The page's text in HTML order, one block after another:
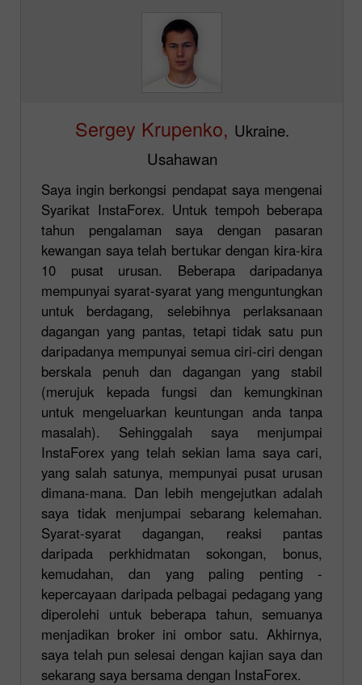
Sergey Krupenko, Ukraine.
Usahawan
Saya ingin berkongsi pendapat saya mengenai
Syarikat InstaForex. Untuk tempoh beberapa
tahun pengalaman saya dengan pasaran
kewangan saya telah bertukar dengan kira-kira
10 pusat urusan. Beberapa daripadanya
mempunyai syarat-syarat yang menguntungkan
untuk berdagang, selebihnya perlaksanaan
dagangan yang pantas, tetapi tidak satu pun
daripadanya mempunyai semua ciri-ciri dengan
berskala penuh dan dagangan yang stabil
(merujuk kepada fungsi dan kemungkinan
untuk mengeluarkan keuntungan anda tanpa
masalah). Sehinggalah saya menjumpai
InstaForex yang telah sekian lama saya cari,
yang salah satunya, mempunyai pusat urusan
dimana-mana. Dan lebih mengejutkan adalah
saya tidak menjumpai sebarang kelemahan.
Syarat-syarat dagangan, reaksi pantas
daripada perkhidmatan sokongan, bonus,
kemudahan, dan yang paling penting -
kepercayaan daripada pelbagai pedagang yang
diperolehi untuk beberapa tahun, semuanya
menjadikan broker ini ombor satu. Akhirnya,
saya telah pun selesai dengan kajian saya dan
sekarang saya bersama dengan InstaForex.